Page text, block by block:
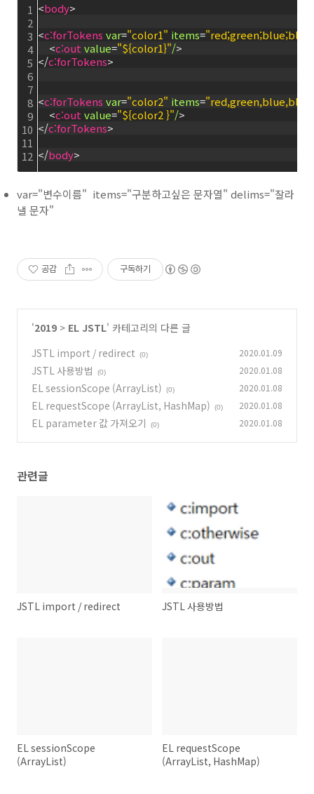
1
2
3
4
5
6
7
8
9
10
11
12
<body>
<c:forTokens var="color1" items=
<c:out value="${color1}"/>
</c:forTokens>
<c:forTokens var="color2" items=
<c:out value="${color2 }"/>
</c:forTokens>
</body>
var="변수이름" items="구분하고싶은 문자열" delims="잘라
낼 문자"
공감 구독하기
'2019 > EL JSTL' 카테고리의 다른 글
JSTL import / redirect
(0) 2020.01.09
JSTL 사용방법 (0) 2020.01.08
EL sessionScope (ArrayList) (0) 2020.01.08
EL requestScope (ArrayList, HashMap) (0) 2020.01.08
EL parameter 값 가져오기 (0) 2020.01.08
관련글
JSTL import / redirect JSTL 사용방법
EL sessionScope
(ArrayList)
EL requestScope
(ArrayList, HashMap)